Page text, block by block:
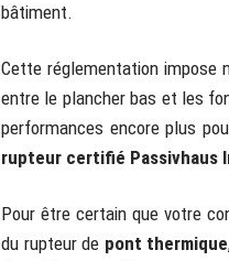
bâtiment.
Cette réglementation impose
entre le plancher bas et les
performances encore plus
rupteur certifié Passivhaus
Pour être certain que votre
du rupteur de pont thermique